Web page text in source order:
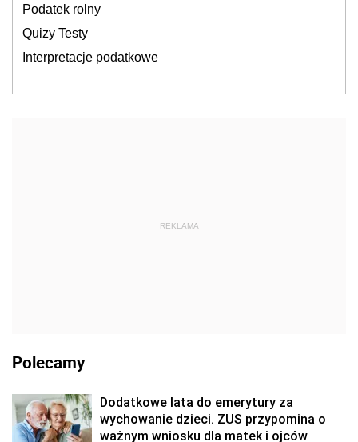
Podatek rolny
Quizy Testy
Interpretacje podatkowe
REKLAMA
Polecamy
Dodatkowe lata do emerytury za
wychowanie dzieci. ZUS przypomina o
ważnym wniosku dla matek i ojców